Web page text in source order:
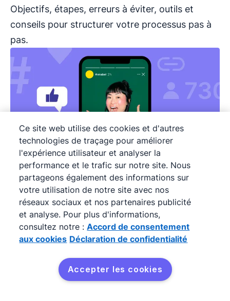
Objectifs, étapes, erreurs à éviter, outils et
conseils pour structurer votre processus pas à
pas.
Marketing d'influence : stratégies et
bonnes pratiques
Les entreprises, qu'elles soient start-up ou
multinationales, ont compris que les leaders
avoir plus d'impact que les campagnes
publicitaires classiques.
Essayez gratuitement
Ce site web utilise des cookies et d'autres
technologies de traçage pour améliorer
l'expérience utilisateur et analyser la
performance et le trafic sur notre site. Nous
partageons également des informations sur
votre utilisation de notre site avec nos
réseaux sociaux et nos partenaires publicité
et analyse. Pour plus d'informations,
consultez notre : Accord de consentement
aux cookies Déclaration de confidentialité
Accepter les cookies